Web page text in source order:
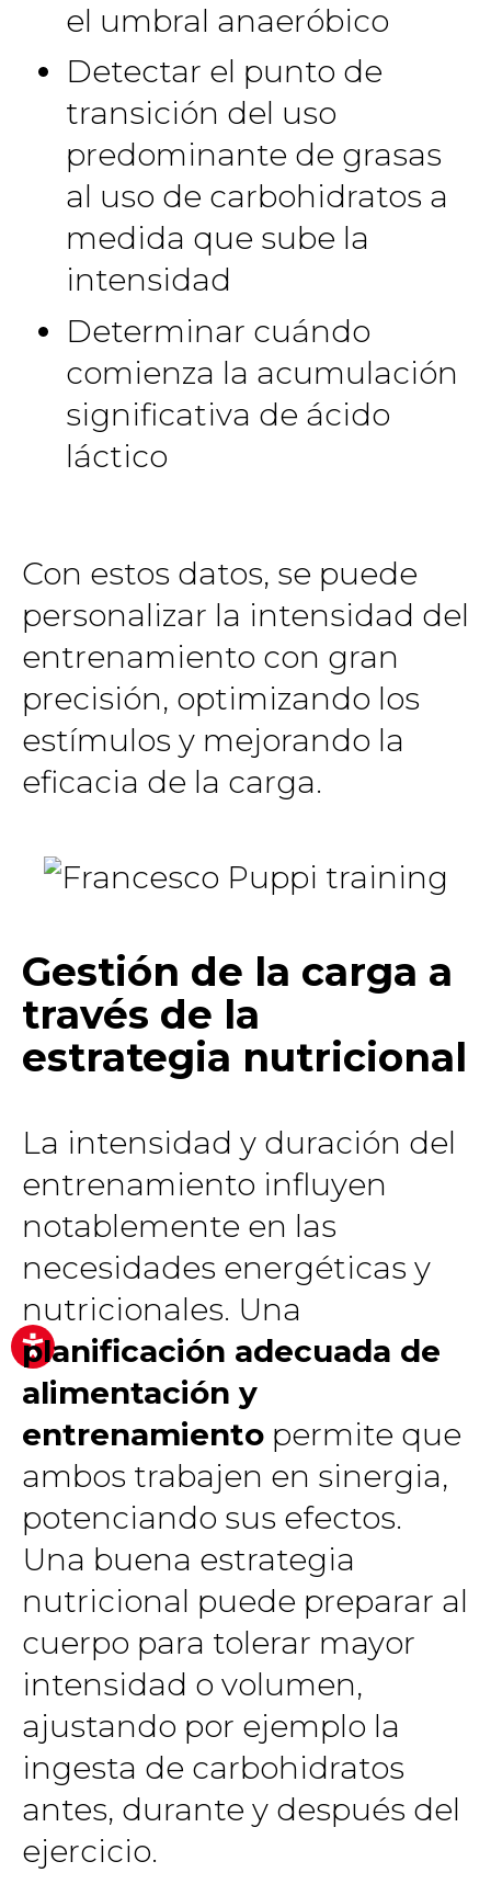
el umbral anaeróbico
Detectar el punto de
transición del uso
predominante de grasas
al uso de carbohidratos a
medida que sube la
intensidad
Determinar cuándo
comienza la acumulación
significativa de ácido
láctico
Con estos datos, se puede
personalizar la intensidad del
entrenamiento con gran
precisión, optimizando los
estímulos y mejorando la
eficacia de la carga.
Gestión de la carga a
través de la
estrategia nutricional
La intensidad y duración del
entrenamiento influyen
notablemente en las
necesidades energéticas y
nutricionales. Una
planificación adecuada de
alimentación y
entrenamiento permite que
ambos trabajen en sinergia,
potenciando sus efectos.
Una buena estrategia
nutricional puede preparar al
cuerpo para tolerar mayor
intensidad o volumen,
ajustando por ejemplo la
ingesta de carbohidratos
antes, durante y después del
ejercicio.